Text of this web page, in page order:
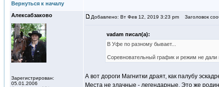
Вернуться к началу
Алексабзаково
Зарегистрирован:
05.01.2006
Добавлено: Вт Фев 12, 2019 3:23 pm Заголовок
vadam писал(а):
В Уфе по разному бывает...
Соревновательный график и режим не
А вот дороги Магнитки драят, как палубу
Места не злачные - легендарные. Это же